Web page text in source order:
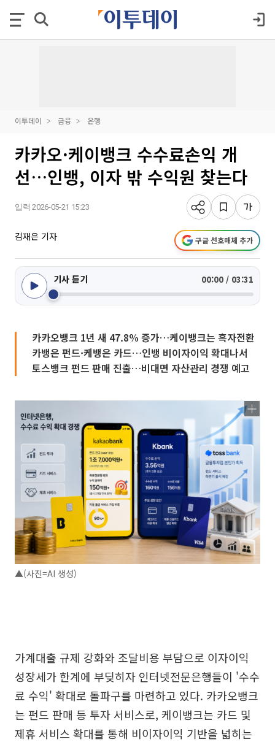
이투데이 금융 은행
카카오·케이뱅크 수수료손익 개
선…인뱅, 이자 밖 수익원 찾는다
입력 2026-05-21 15:23
김재은 기자 구글 선호매체 추가
기사 듣기 00:00 / 03:31
카카오뱅크 1년 새 47.8% 증가…케이뱅크는 흑자전환
카뱅은 펀드·케뱅은 카드…인뱅 비이자이익 확대나서
토스뱅크 펀드 판매 진출…비대면 자산관리 경쟁 예고
▲(사진=AI 생성)
가계대출 규제 강화와 조달비용 부담으로 이자이익
성장세가 한계에 부딪히자 인터넷전문은행들이 '수수
료 수익' 확대로 돌파구를 마련하고 있다. 카카오뱅크
는 펀드 판매 등 투자 서비스로, 케이뱅크는 카드 및
제휴 서비스 확대를 통해 비이자이익 기반을 넓히는